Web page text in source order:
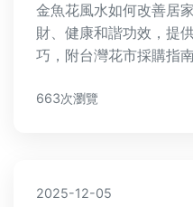
金魚花風水如何改善居
財、健康和諧功效，提
巧，附台灣花市採購指
運守護者！
663次瀏覽
2025-12-05